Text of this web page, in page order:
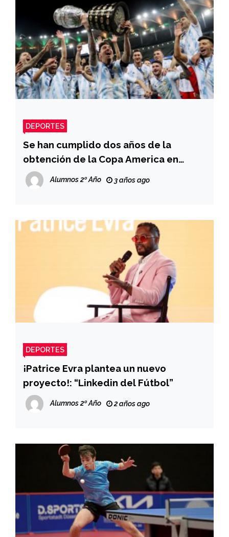
DEPORTES
Se han cumplido dos años de la
obtención de la Copa America en
Brasil
Alumnos 2º Año 3 años ago
DEPORTES
¡Patrice Evra plantea un nuevo
proyecto!: “Linkedin del Fútbol”
Alumnos 2º Año 2 años ago